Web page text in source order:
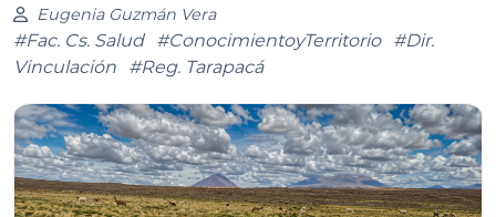
Eugenia Guzmán Vera
#Fac. Cs. Salud #ConocimientoyTerritorio
#Dir.
Vinculación
#Reg. Tarapacá